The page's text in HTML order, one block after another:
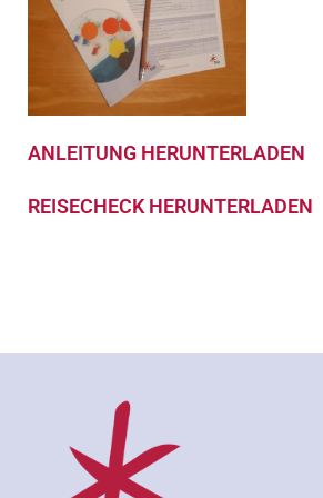
ANLEITUNG HERUNTERLADEN
REISECHECK HERUNTERLADEN